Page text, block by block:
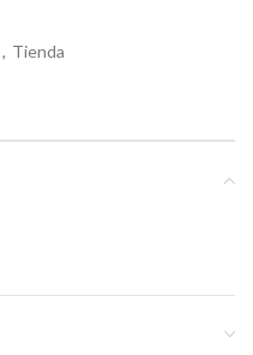
, Tienda